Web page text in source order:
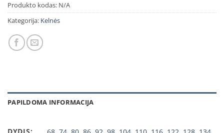
Produkto kodas: N/A
Kategorija: Kelnės
PAPILDOMA INFORMACIJA